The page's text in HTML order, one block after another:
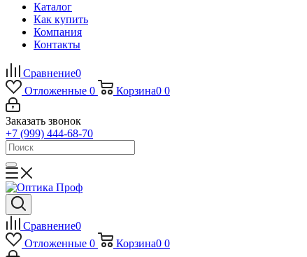
Каталог
Как купить
Компания
Контакты
Сравнение0
Отложенные 0 Корзина0 0
Заказать звонок
+7 (999) 444-68-70
Сравнение0
Отложенные 0 Корзина0 0